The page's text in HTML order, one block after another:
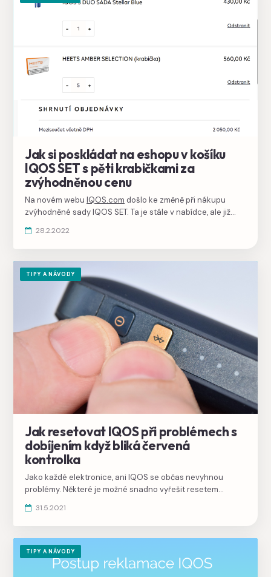
Jak si poskládat na eshopu v košíku
IQOS SET s pěti krabičkami za
zvýhodněnou cenu
Na novém webu IQOS.com došlo ke změně při nákupu
zvýhodněné sady IQOS SET. Ta je stále v nabídce, ale již
IQOS a k němu samostatně 5 krabiček HEETS, pak se cena
v košíku upraví.
28.2.2022
TIPY A NÁVODY
Jak resetovat IQOS při problémech s
dobíjením když bliká červená
kontrolka
Jako každé elektronice, ani IQOS se občas nevyhnou
problémy. Některé je možné snadno vyřešit resetem
31.5.2021
TIPY A NÁVODY